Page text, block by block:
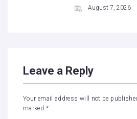
August 7, 2026
Leave a Reply
Your email address will not be
marked *